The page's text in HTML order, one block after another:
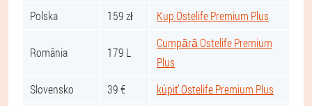
Polska
159 zł Kup Ostelife Premium Plus
România 179 L
Cumpără Ostelife Premium
Plus
Slovensko
39 €
kúpiť Ostelife Premium Plus